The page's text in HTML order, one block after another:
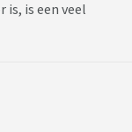
is een veel